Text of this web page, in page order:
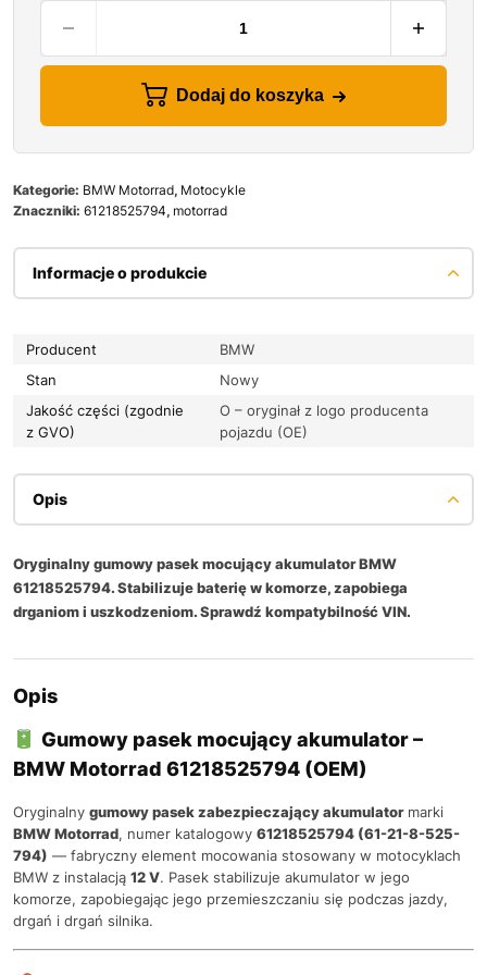
Dodaj do koszyka
Kategorie: BMW Motorrad, Motocykle
Znaczniki: 61218525794, motorrad
Informacje o produkcie
Producent
BMW
Stan
Nowy
Jakość części (zgodnie
z GVO)
O – oryginał z logo producenta
pojazdu (OE)
Opis
Oryginalny gumowy pasek mocujący akumulator BMW
61218525794. Stabilizuje baterię w komorze, zapobiega
drganiom i uszkodzeniom. Sprawdź kompatybilność VIN.
Opis
Gumowy pasek mocujący akumulator –
BMW Motorrad 61218525794 (OEM)
Oryginalny gumowy pasek zabezpieczający akumulatormarki
BMWMotorrad, numer katalogowy 61218525794 (61-21-8-525-
794) — fabryczny element mocowania stosowany w motocyklach
BMW z instalacją 12 V. Pasek stabilizuje akumulator w jego
komorze, zapobiegając jego przemieszczaniu się podczas jazdy,
drgań i drgań silnika.